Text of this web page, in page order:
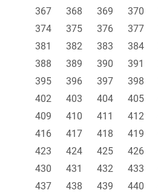
367
368 369 370
374
375 376 377
381
382 383 384
388
389 390 391
395
396 397 398
402
403 404 405
409
410 411 412
416
417 418 419
423
424 425 426
430
431 432 433
437
438 439 440